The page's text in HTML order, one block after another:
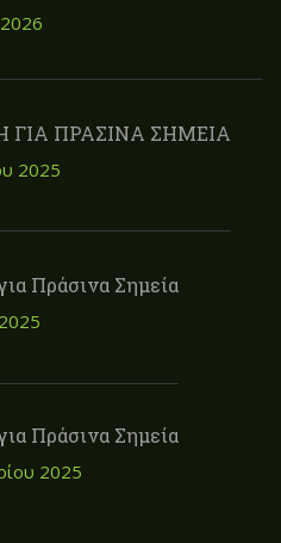
ΓΙΑ ΠΡΑΣΙΝΑ ΣΗΜΕΙΑ
2025
Πράσινα Σημεία
Πράσινα Σημεία
2025